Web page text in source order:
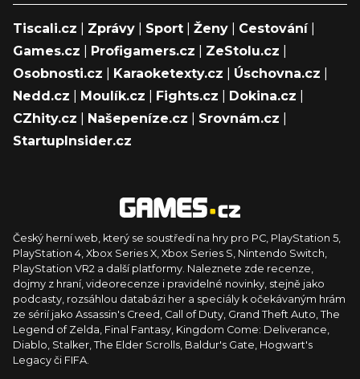
Tiscali.cz Zprávy Sport Ženy Cestování|
Games.cz
Profigamers.cz ZeStolu.cz
Osobnosti.cz
Karaoketexty.cz Úschovna.cz
Nedd.cz
Moulík.cz Fights.cz Dokina.cz
CZhity.cz
Našepeníze.cz Srovnám.cz
StartupInsider.cz
Český herní web, který se soustředí na hry pro PC, PlayStation 5,
PlayStation 4, Xbox Series X, Xbox Series S, Nintendo Switch,
PlayStation VR2 a další platformy. Naleznete zde recenze,
dojmy z hraní, videorecenze i pravidelné novinky, stejně jako
podcasty, rozsáhlou databázi her a speciály k očekávaným hrám
ze sérií jako Assassin's Creed, Call of Duty, Grand Theft Auto, The
Legend of Zelda, Final Fantasy, Kingdom Come: Deliverance,
Diablo, Stalker, The Elder Scrolls, Baldur's Gate, Hogwart's
Legacy či FIFA.